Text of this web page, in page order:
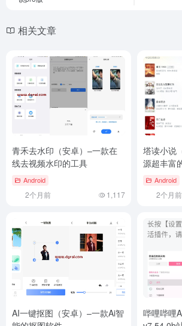
相关文章
青禾去水印（安卓）–一款在
线去视频水印的工具
Android
2个月前 1,117
塔读小说
源超丰富
Android
2个月前
AI一键抠图（安卓）–一款Ai智
哔哩哔哩